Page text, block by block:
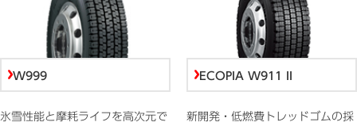
W999
氷雪性能と摩耗ライフを高次元で
ECOPIA W911 II
新開発・低燃費トレッドゴムの採